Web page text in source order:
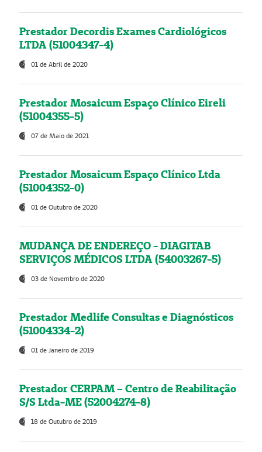
Prestador Decordis Exames Cardiológicos
LTDA (51004347-4)
01 de Abril de 2020
Prestador Mosaicum Espaço Clínico Eireli
(51004355-5)
07 de Maio de 2021
Prestador Mosaicum Espaço Clínico Ltda
(51004352-0)
01 de Outubro de 2020
MUDANÇA DE ENDEREÇO - DIAGITAB
SERVIÇOS MÉDICOS LTDA (54003267-5)
03 de Novembro de 2020
Prestador Medlife Consultas e Diagnósticos
(51004334-2)
01 de Janeiro de 2019
Prestador CERPAM – Centro de Reabilitação
S/S Ltda-ME (52004274-8)
18 de Outubro de 2019